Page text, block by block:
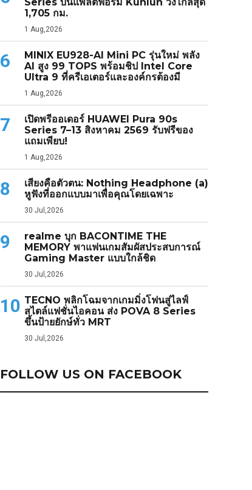
Series บนแพลตฟอร์ม Kunlun วิ่งไกลสุด
1,705 กม.
1 Aug,2026
6
MINIX EU928-AI Mini PC รุ่นใหม่ พลัง
AI สูง 99 TOPS พร้อมชิป Intel Core
Ultra 9 ที่ครีเอเตอร์และองค์กรต้องมี
1 Aug,2026
7
เปิดพรีออเดอร์ HUAWEI Pura 90s
Series 7–13 สิงหาคม 2569 รับฟรีของ
แถมเพียบ!
1 Aug,2026
8
เสียงคือตัวตน: Nothing Headphone (a)
หูฟังที่ออกแบบมาเพื่อคุณโดยเฉพาะ
30 Jul,2026
9
realme บุก BACONTIME THE
MEMORY พาแฟนเกมสัมผัสประสบการณ์
Gaming Master แบบใกล้ชิด
30 Jul,2026
10 TECNO พลิกโฉมจากเกมมิ่งโฟนสู่ไลฟ์
สไตล์แฟชั่นไอคอน ส่ง POVA 8 Series
ขึ้นป้ายยักษ์ทั่ว MRT
30 Jul,2026
FOLLOW US ON FACEBOOK